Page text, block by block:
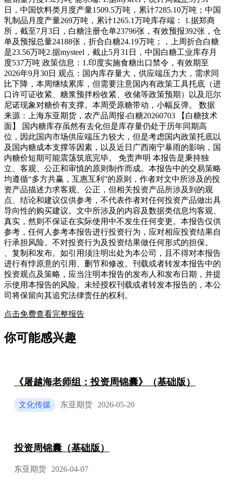
日，中国饮料类月度产量1509.5万吨，累计7285.10万吨；中国
乳制品月度产量269万吨，累计1265.1万吨库存端： 1.据郑商
所，截至7月3日，白糖注册仓单23796张，有效预报392张，仓
单及预报总量24188张，折合白糖24.19万吨；，上周折合白糖
是23.56万吨2.据mysteel，截止5月31日，中国白糖工业库存月
度537万吨 政策信息：1.印度实施食糖出口禁令，有效期至
2026年9月30日 观点：国内库存量大，供应端压力大，需求同
比下降，本周继续累库，但需要注意国内有政策工具托底（进
口许可证收紧、糖浆预拌粉收紧、收储等政策预期）以及厄尔
尼诺现象对糖价有支撑。本周受原糖带动，小幅反弹。 数据
来源：上海东亚期货，农产品周报-白糖20260703 【白糖技术
面】 国内糖库存虽然有去化但是库存量仍处于历年同期高
位，因此国内市场供应端压力较大，但是考虑国内政策托底以
及国内糖成本支撑等因素，以及近日广西南宁暴雨的影响，国
内糖价短期可能震荡筑底完毕。 免责声明 本报告是秉持独
立、客观、公正和审慎的原则制作而成。本报告中的交易策略
均遵循“多方共赢，互惠互利”的原则，作者对文中所涉及的投
资产品描述力求客观、公正，但相关投资产品所涉及到的观
点、结论和建议仅供参考，不代表作者对任何投资产品做出具
导向性的购买建议。文中所涉及的内容及数据类信息均客观、
真实，然则不保证在实际使用中不发生任何变更。本报告仅供
参考，任何人参考本报告进行投资行为，应对相应投资结果自
行承担风险。不对投资行为及投资结果做任何形式的担保。
、复制和发布。如引用须注明出处为本公司，且不得对本报告
进行有悖原意的引用、删节和修改。刊载或者转发本报告中的
投资观点及策略，应当注明本报告的发布人和发布日期，并提
示使用本报告的风险。未经授权刊载或者转发本报告的，本公
司将保留向其追究法律责任的权利。
点击免费查看完整报告
你可能感兴趣
《屠越海老师组：投资周锦囊》（基础版）
文化传媒 东亚期货 2026-05-20
投资周锦囊（基础版）
东亚期货 2026-04-07